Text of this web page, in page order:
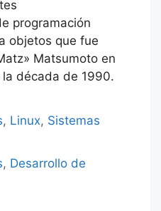
e
st a
m
programación
objetos que fue
Matsumoto en
década de 1990.
, Linux, Sistemas
, Desarrollo de